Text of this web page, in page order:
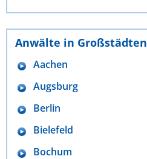
Anwälte in Großstädten
Aachen
Augsburg
Berlin
Bielefeld
Bochum